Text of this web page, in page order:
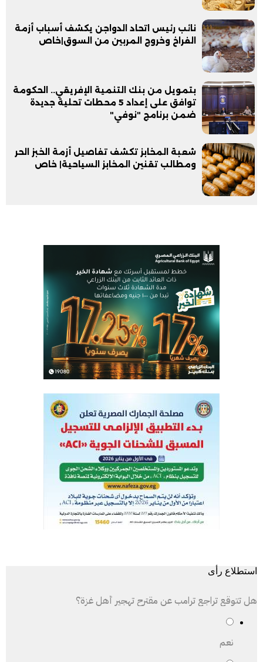
نائب رئيس اتحاد الدواجن يكشف أسباب أزمة
الفراخ وخروج المربين من السوق|خاص
بتمويل من بنك التنمية الإفريقي.. الحكومة
توافق على إعداد 5 محطات تحلية جديدة
ضمن برنامج "نوفي"
شعبة المخابز تكشف تفاصيل أزمة الخبز الحر
ومطالب تقنين المخابز السياحية| خاص
استطلاع رأى
هل تتوقع تراجع ترامب عن مقترح تهجير أهل غزة؟
نعم